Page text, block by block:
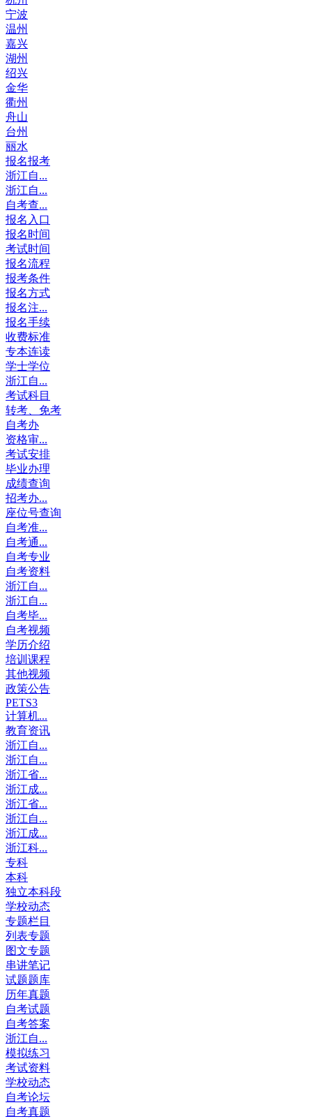
宁波
温州
嘉兴
湖州
绍兴
金华
衢州
舟山
台州
丽水
报名报考
浙江自...
浙江自...
自考查...
报名入口
报名时间
考试时间
报名流程
报考条件
报名方式
报名注...
报名手续
收费标准
专本连读
学士学位
浙江自...
考试科目
转考、免考
自考办
资格审...
考试安排
毕业办理
成绩查询
招考办...
座位号查询
自考准...
自考通...
自考专业
自考资料
浙江自...
浙江自...
自考毕...
自考视频
学历介绍
培训课程
其他视频
政策公告
PETS3
计算机...
教育资讯
浙江自...
浙江自...
浙江省...
浙江成...
浙江省...
浙江自...
浙江成...
浙江科...
专科
本科
独立本科段
学校动态
专题栏目
列表专题
图文专题
串讲笔记
试题题库
历年真题
自考试题
自考答案
浙江自...
模拟练习
考试资料
学校动态
自考论坛
自考真题